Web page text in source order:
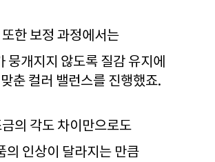
또한 보정 과정에서는
뭉개지지 않도록 질감 유지에
춘 컬러 밸런스를 진행했죠.
의 각도 차이만으로도
의 인상이 달라지는 만큼